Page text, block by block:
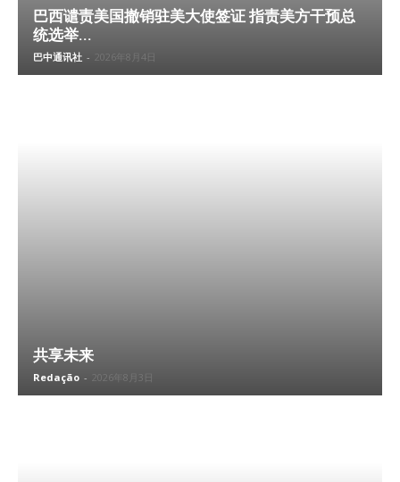
巴西谴责美国撤销驻美大使签证 指责美方干预总
统选举...
巴中通讯社 - 2026年8月4日
共享未来
Redação - 2026年8月3日